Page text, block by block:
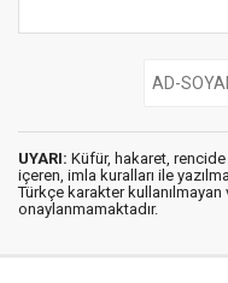
UYARI: Küfür, hakaret,
içeren, imla kuralları ile
Türkçe karakter
onaylanmamaktadır.